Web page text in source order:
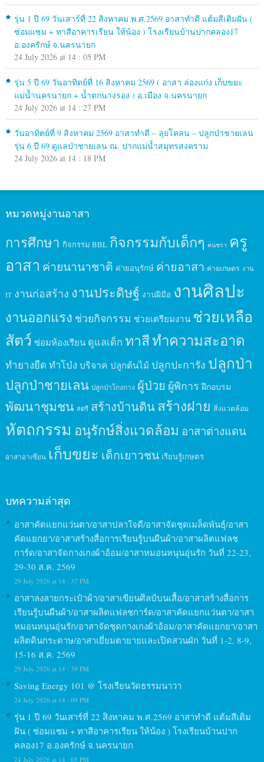
รุ่น 1 ปี 69 วันเสาร์ที่ 22 สิงหาคม พ.ศ.2569 อาสาทำดี แต้มสีเติมฝัน (
ซ่อมแซม + ทาสีอาคารเรียน ให้น้อง ) โรงเรียนบ้านปากคลอง17
อ.องครักษ์ จ.นครนายก
24 July 2026 at 14 : 05 PM
รุ่น 5 ปี 69 วันอาทิตย์ที่ 16 สิงหาคม 2569 ( อาสา ล่องแก่ง เก็บขยะ
แม่น้ำนครนายก + น้ำตกนางรอง ) อ.เมือง จ.นครนายก
24 July 2026 at 14 : 27 PM
วันอาทิตย์ที่ 9 สิงหาคม 2569 อาสาทำดี – ลุยโคลน – ปลูกป่าชายเลน
รุ่น 6 ปี 69 ดูแลป่าชายเลน ณ. ปากแม่น้ำสมุทรสงคราม
24 July 2026 at 14 : 18 PM
หมวดหมู่งานอาสา
การศึกษา กิจกรรม BBL กิจกรรมกับเด็กๆ คนชรา ครู
อาสา ค่ายนานาชาติ ค่ายอนุรักษ์ ค่ายอาสา ค่ายเกษตร งาน
IT งานก่อสร้าง งานประดิษฐ์ งานฝีมือ งานศิลปะ
งานออกแรง ช่วยกิจกรรม ช่วยเตรียมงาน ช่วยเหลือ
สัตว์ ซ่อมห้องเรียน ดูแลเด็ก ทาสีทำความสะอาด
ทำยางยืด ทำโป่ง บริจาค ปลูกต้นไม้ ปลูกปะการัง ปลูกป่า
ปลูกป่าชายเลน ปลูกป่าโกงกาง ผู้ป่วย ผู้พิการ ฝึกอบรม
พัฒนาชุมชน สตรี สร้างบ้านดินสร้างฝาย สิ่งแวดล้อม
หัตถกรรม อนุรักษ์สิ่งแวดล้อม อาสาต่างแดน
อาสาอาเซียน เก็บขยะ เด็กเยาวชน เรียนรู้เกษตร
บทความล่าสุด
อาสาคัดแยกแว่นตา/อาสาปลาใจดี/อาสาจัดชุดเมล็ดพันธุ์/อาสา
คัดแยกยา/อาสาสร้างสื่อการเรียนรู้บนผืนผ้า/อาสาผลิตแฟลช
การ์ด/อาสาจัดกางเกงผ้าอ้อม/อาสาหมอนหนุนอุ่นรัก วันที่ 22-23,
29-30 ส.ค. 2569
29 July 2026 at 14 : 37 PM
อาสาลงลายกระเป๋าผ้า/อาสาเขียนศิลป์บนเสื้อ/อาสาสร้างสื่อการ
เรียนรู้บนผืนผ้า/อาสาผลิตแฟลชการ์ด/อาสาคัดแยกแว่นตา/อาสา
หมอนหนุนอุ่นรัก/อาสาจัดชุดกางเกงผ้าอ้อม/อาสาคัดแยกยา/อาสา
ผลิตดินกระดาษ/อาสาเยี่ยมตายายและเปิดสวนผัก วันที่ 1-2, 8-9,
15-16 ส.ค. 2569
29 July 2026 at 14 : 39 PM
Saving Energy 101 @ โรงเรียนวัดธรรมนาวา
24 July 2026 at 14 : 09 PM
รุ่น 1 ปี 69 วันเสาร์ที่ 22 สิงหาคม พ.ศ.2569 อาสาทำดี แต้มสีเติม
ฝัน ( ซ่อมแซม + ทาสีอาคารเรียน ให้น้อง ) โรงเรียนบ้านปาก
คลอง17 อ.องครักษ์ จ.นครนายก
24 July 2026 at 14 : 05 PM